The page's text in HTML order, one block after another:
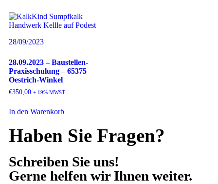
28/09/2023
28.09.2023 – Baustellen-
Praxisschulung – 65375
Oestrich-Winkel
€350,00 + 19% MWST
In den Warenkorb
Haben Sie Fragen?
Schreiben Sie uns!
Gerne helfen wir Ihnen weiter.